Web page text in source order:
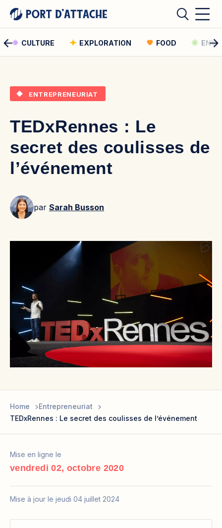
CULTURE EXPLORATION FOOD
Comment pouvons-nous vous aider ?
ENTREPRENEURIAT
TEDxRennes : Le
secret des coulisses de
l’événement
par Sarah Busson
Home
Entrepreneuriat
TEDxRennes : Le secret des coulisses de l’événement
Mise en ligne le
vendredi 02, octobre 2020
Mise à jour le jeudi 04 juillet 2024